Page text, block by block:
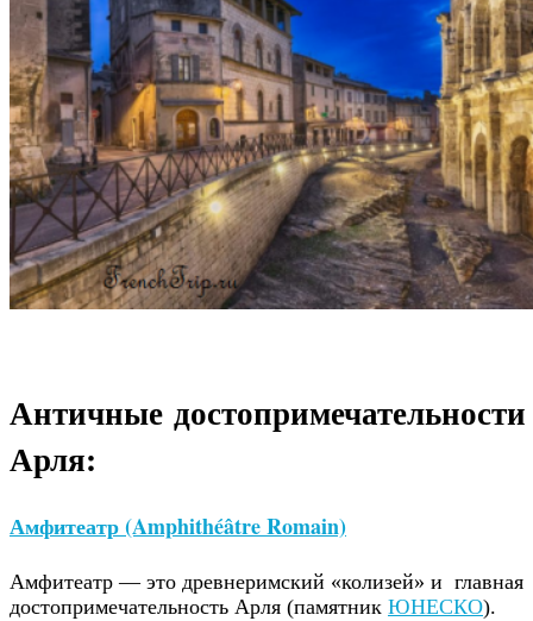
Античные достопримечательности
Арля:
Амфитеатр (Amphithéâtre Romain)
Амфитеатр — это древнеримский «колизей» и главная
достопримечательность Арля (памятник ЮНЕСКО).